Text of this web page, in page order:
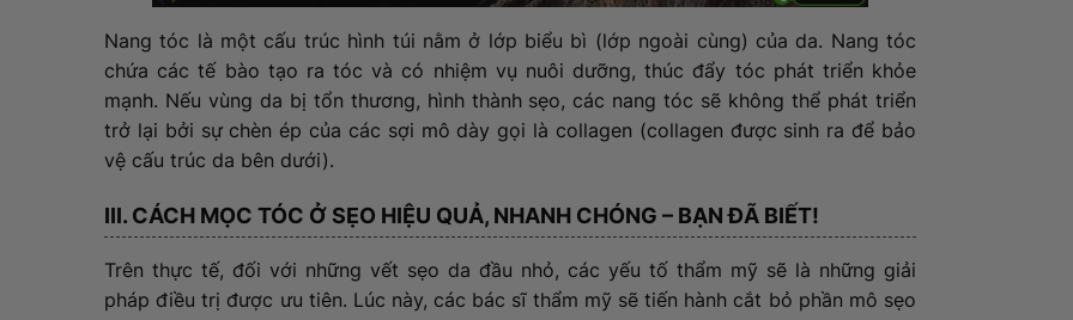
Nang tóc là một cấu trúc hình túi nằm ở lớp biểu bì (lớp ngoài cùng) của da. Nang tóc
chứa các tế bào tạo ra tóc và có nhiệm vụ nuôi dưỡng, thúc đẩy tóc phát triển khỏe
mạnh. Nếu vùng da bị tổn thương, hình thành sẹo, các nang tóc sẽ không thể phát triển
trở lại bởi sự chèn ép của các sợi mô dày gọi là collagen (collagen được sinh ra để bảo
vệ cấu trúc da bên dưới).
III. CÁCH MỌC TÓC Ở SẸO HIỆU QUẢ, NHANH CHÓNG – BẠN ĐÃ BIẾT!
Trên thực tế, đối với những vết sẹo da đầu nhỏ, các yếu tố thẩm mỹ sẽ là những giải
pháp điều trị được ưu tiên. Lúc này, các bác sĩ thẩm mỹ sẽ tiến hành cắt bỏ phần mô sẹo